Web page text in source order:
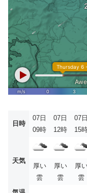
日時
07日
09時
07日
12時
07日
15
天気
厚い
雲
厚い
雲
厚
雲